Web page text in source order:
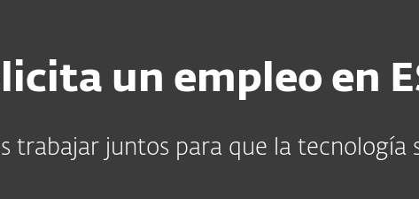
un empleo en
trabajar juntos para que la tecnología